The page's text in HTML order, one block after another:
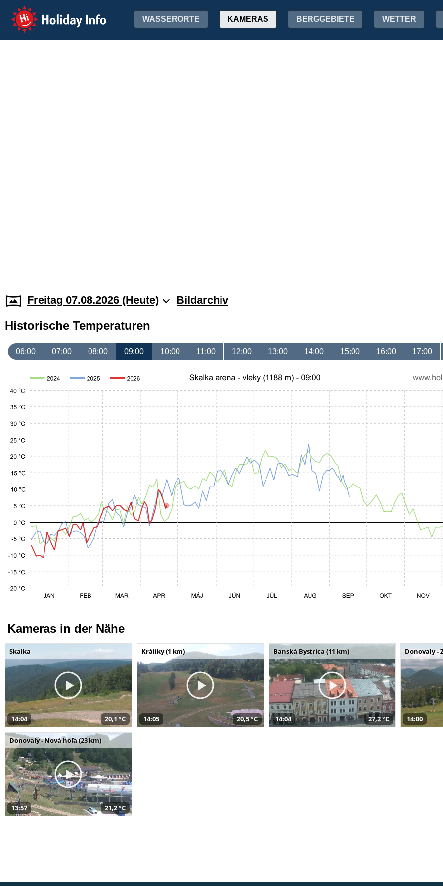
Holiday Info WASSERORTE KAMERAS BERGGEBIETE WETTER
Freitag 07.08.2026 (Heute) Bildarchiv
Historische Temperaturen
06:00 07:00 08:00 09:00 10:00 11:00 12:00 13:00 14:00 15:00 16:00 17:00
Kameras in der Nähe
Skalka
14:04 20,1 °C
Králiky (1 km)
14:05 20,5 °C
Banská Bystrica (11 km)
14:04 27,2 °C
Donovaly -
14:00
Donovaly - Nová hoľa (23 km)
13:57 21,2 °C